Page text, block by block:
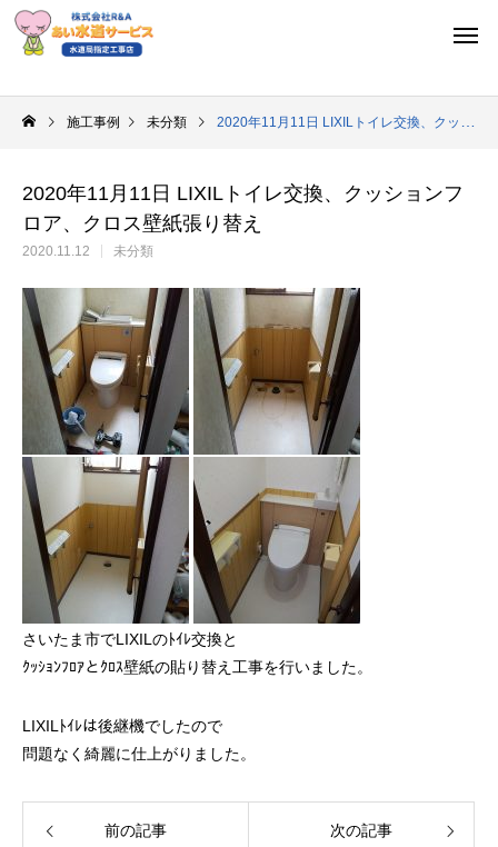
施工事例 未分類 2020年11月11日 LIXILトイレ交換、クッションフロア、クロス壁紙張り替え
2020年11月11日 LIXILトイレ交換、クッションフ
ロア、クロス壁紙張り替え
2020.11.12 未分類
さいたま市でLIXILのﾄｲﾚ交換と
ｸｯｼｮﾝﾌﾛｱとｸﾛｽ壁紙の貼り替え工事を行いました。
LIXILﾄｲﾚは後継機でしたので
問題なく綺麗に仕上がりました。
前の記事 次の記事